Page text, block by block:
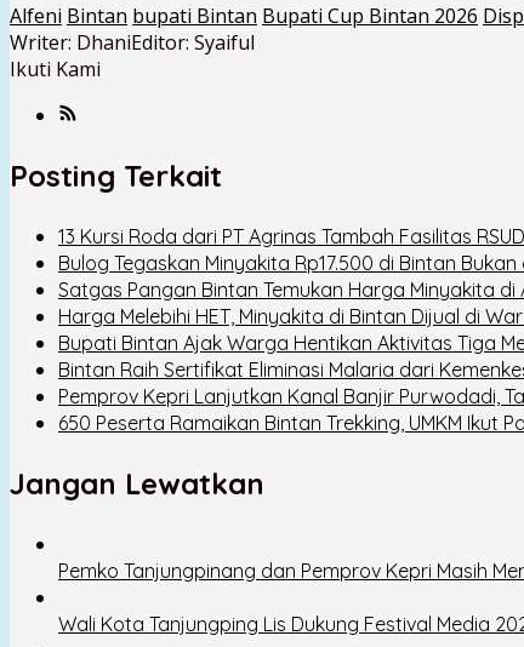
Alfeni Bintan bupati Bintan Bupati Cup Bintan 2026
Writer: DhaniEditor: Syaiful
Ikuti Kami
Posting Terkait
13 Kursi Roda dari PT Agrinas Tambah Fasilitas
Bulog Tegaskan Minyakita Rp17.500 di Bintan
Satgas Pangan Bintan Temukan Harga Minyakita di
Harga Melebihi HET, Minyakita di Bintan Dijual di
Bupati Bintan Ajak Warga Hentikan Aktivitas Tiga
Bintan Raih Sertifikat Eliminasi Malaria dari
Pemprov Kepri Lanjutkan Kanal Banjir Purwodadi,
650 Peserta Ramaikan Bintan Trekking, UMKM Ikut
Jangan Lewatkan
Pemko Tanjungpinang dan Pemprov Kepri Masih
Wali Kota Tanjungping Lis Dukung Festival Media